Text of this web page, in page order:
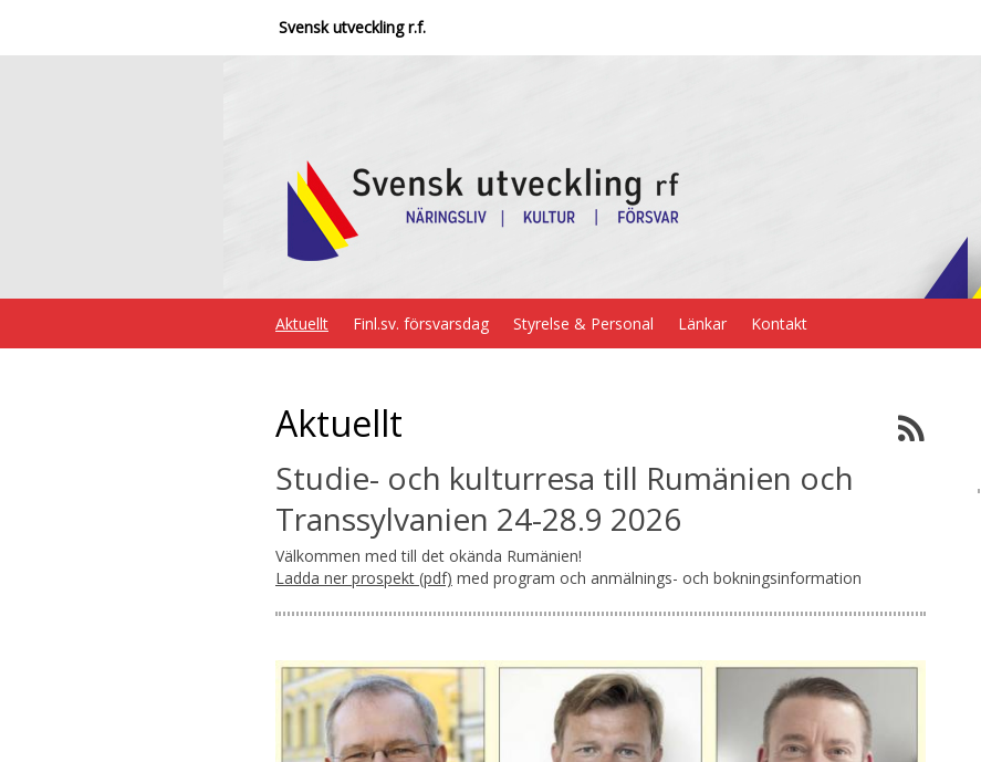
Svensk utveckling r.f.
Aktuellt Finl.sv. försvarsdag Styrelse & Personal Länkar Kontakt
Aktuellt
Studie- och kulturresa till Rumänien och
Transsylvanien 24-28.9 2026
Välkommen med till det okända Rumänien!
Ladda ner prospekt (pdf) med program och anmälnings- och bokningsinformation